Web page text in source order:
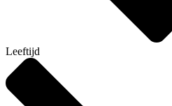
Leeftijd